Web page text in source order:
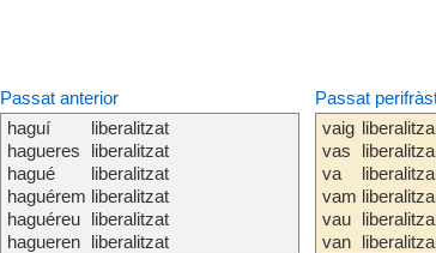
Passat anterior
haguí
hagueres
hagué
haguérem
haguéreu
hagueren
liberalitzat
liberalitzat
liberalitzat
liberalitzat
liberalitzat
liberalitzat
Passat
vaig
vas
va
vam
vau
van